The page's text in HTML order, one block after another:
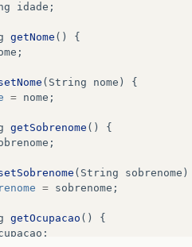
idade ;
getNome ()
{
;
( String nome )
{
= nome ;
getSobrenome ()
{
;
( String sobrenome )
= sobrenome ;
getOcupacao ()
{
;